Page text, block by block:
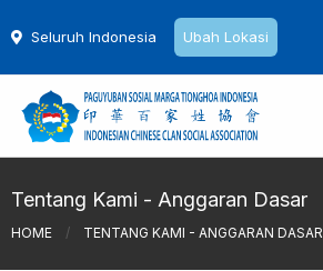
Seluruh Indonesia Ubah Lokasi
Tentang Kami - Anggaran Dasar
HOME / TENTANG KAMI - ANGGARAN DASAR